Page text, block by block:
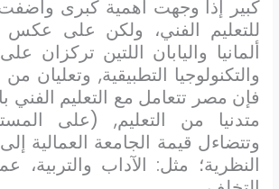
كبير إذا وجهت أهمية كبرى
للتعليم الفني، ولكن على
ألمانيا واليابان اللتين تركزان
والتكنولوجيا التطبيقية, وتعليان
فإن مصر تتعامل مع التعليم الفني
متدنيا من التعليم, (على
وتتضاءل قيمة الجامعة العمالية
النظرية؛ مثل: الآداب والتربية،